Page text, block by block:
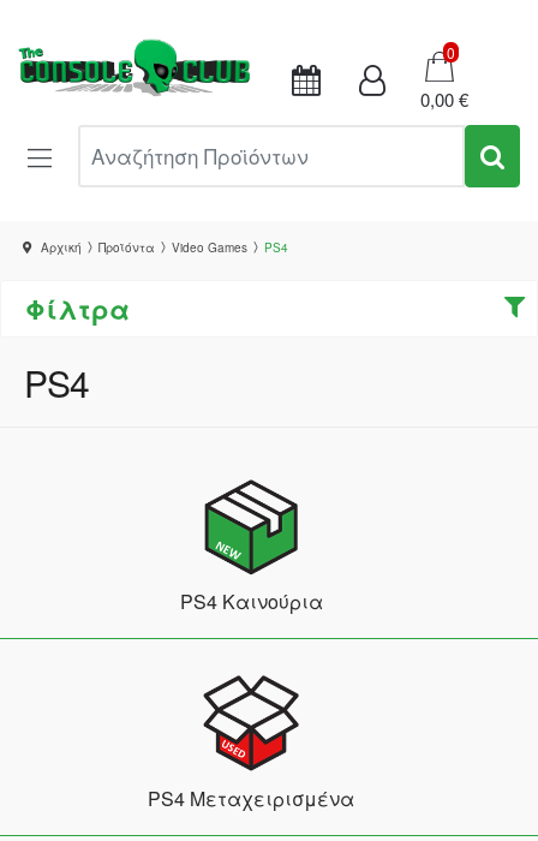
Καλάθι
0
0,00 €
Αρχική Προϊόντα Video Games PS4
Φίλτρα
PS4
PS4 Καινούρια
PS4 Μεταχειρισμένα